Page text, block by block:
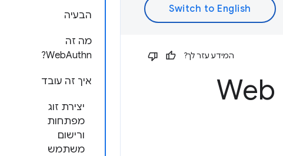
הבעיה
מה זה
WebAuthn?
איך זה עובד
יצירת זוג
מפתחות
ורישום
משתמש
המידע עזר לך?